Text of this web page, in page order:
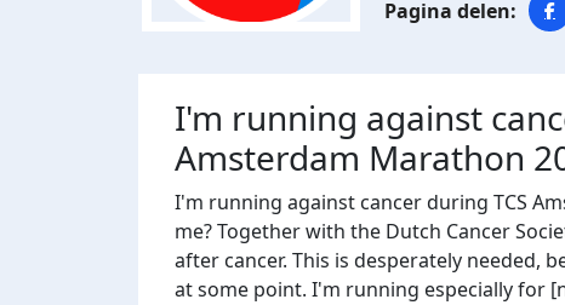
I'm running against
Amsterdam Marathon
I'm running against cancer during TCS
me? Together with the Dutch Cancer
after cancer. This is desperately needed,
at some point. I'm running especially for